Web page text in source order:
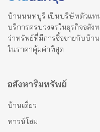
บ้านนนทบุรี เป็นบริษัทตัวแท
บริการครบวงจรในธุรกิจอสั
ว่าทรัพย์ที่มีการซื้อขายกับบ้
ในราคาคุ้มค่าที่สุด
อสังหาริมทรัพย์
บ้านเดี่ยว
ทาวน์โฮม